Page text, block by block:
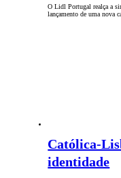
O Lidl Portugal realça a
lançamento de uma nova
Católica-
identidade